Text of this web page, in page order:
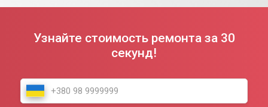
Узнайте стоимость ремонта за 30
секунд!